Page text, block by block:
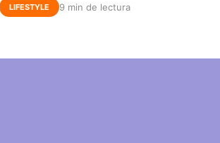
LIFESTYLE 9 min de lectura